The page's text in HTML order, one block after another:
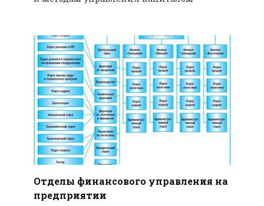
Отделы финансового управления на
предприятии